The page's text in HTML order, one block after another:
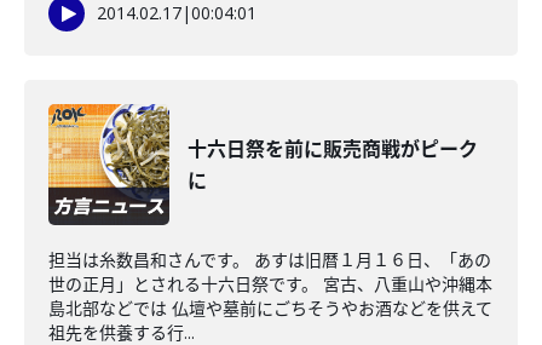
2014.02.17|00:04:01
十六日祭を前に販売商戦がピーク
に
担当は糸数昌和さんです。 あすは旧暦１月１６日、「あの
世の正月」とされる十六日祭です。 宮古、八重山や沖縄本
島北部などでは 仏壇や墓前にごちそうやお酒などを供えて
祖先を供養する行...